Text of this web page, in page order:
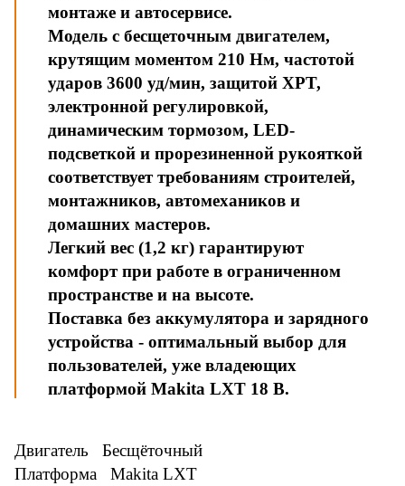
монтаже и автосервисе.
Модель с бесщеточным двигателем,
крутящим моментом 210 Нм, частотой
ударов 3600 уд/мин, защитой XPT,
электронной регулировкой,
динамическим тормозом, LED-
подсветкой и прорезиненной рукояткой
соответствует требованиям строителей,
монтажников, автомехаников и
домашних мастеров.
Легкий вес (1,2 кг) гарантируют
комфорт при работе в ограниченном
пространстве и на высоте.
Поставка без аккумулятора и зарядного
устройства - оптимальный выбор для
пользователей, уже владеющих
платформой Makita LXT 18 В.
Двигатель Бесщёточный
Платформа Makita LXT